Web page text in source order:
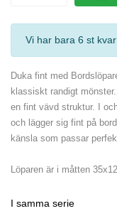
Vi har bara 6 st
Duka fint med
klassiskt randigt
en fint vävd struktur. I
och lägger sig fint på
känsla som passar
Löparen är i måtten
I samma serie